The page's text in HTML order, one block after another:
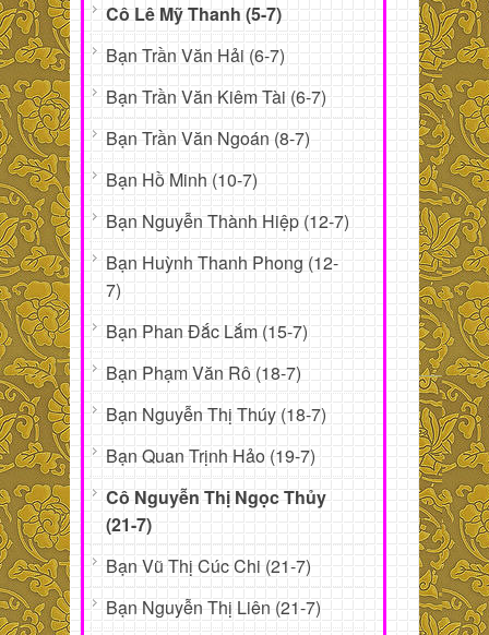
Cô Lê Mỹ Thanh (5-7)
Bạn Trần Văn Hải (6-7)
Bạn Trần Văn Kiêm Tài (6-7)
Bạn Trần Văn Ngoán (8-7)
Bạn Hồ Minh (10-7)
Bạn Nguyễn Thành Hiệp (12-7)
Bạn Huỳnh Thanh Phong (12-
7)
Bạn Phan Đắc Lắm (15-7)
Bạn Phạm Văn Rô (18-7)
Bạn Nguyễn Thị Thúy (18-7)
Bạn Quan Trịnh Hảo (19-7)
Cô Nguyễn Thị Ngọc Thủy
(21-7)
Bạn Vũ Thị Cúc Chi (21-7)
Bạn Nguyễn Thị Liên (21-7)